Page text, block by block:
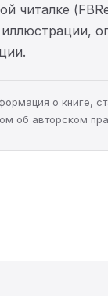
читалке
иллюстрации,
о книге,
об авторском